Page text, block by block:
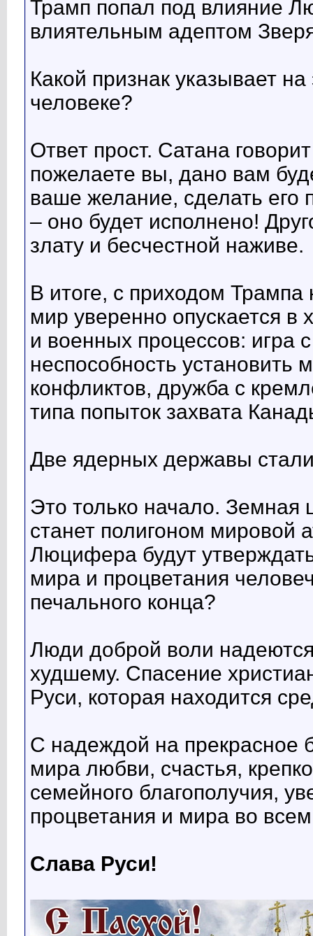
Трамп попал под влияние
влиятельным адептом
Какой признак указывает
человеке?
Ответ прост. Сатана
пожелаете вы, дано вам
ваше желание, сделать его
– оно будет исполнено!
злату и бесчестной наживе.
В итоге, с приходом
мир уверенно опускается в
и военных процессов: игра
неспособность установить
конфликтов, дружба с
типа попыток захвата
Две ядерных державы
Это только начало.
станет полигоном мировой
Люцифера будут
мира и процветания
печального конца?
Люди доброй воли
худшему. Спасение
Руси, которая находится
С надеждой на
мира любви, счастья,
семейного благополучия,
процветания и мира во
Слава Руси!